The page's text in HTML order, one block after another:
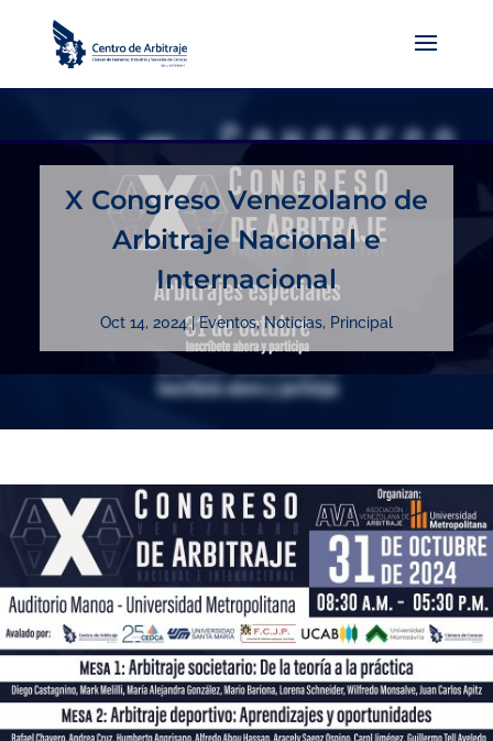
X Congreso Venezolano de
Arbitraje Nacional e
Internacional
Oct 14, 2024|Eventos,Noticias, Principal